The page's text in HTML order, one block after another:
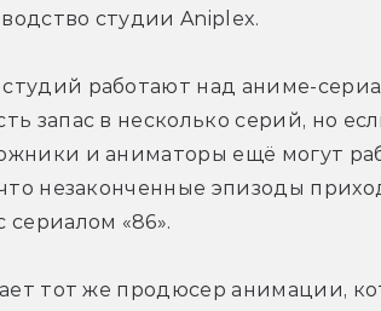
студии Aniplex.
работают над аниме-
запас в несколько серий, но
и аниматоры ещё могут
незаконченные эпизоды
«86».
тот же продюсер анимации,